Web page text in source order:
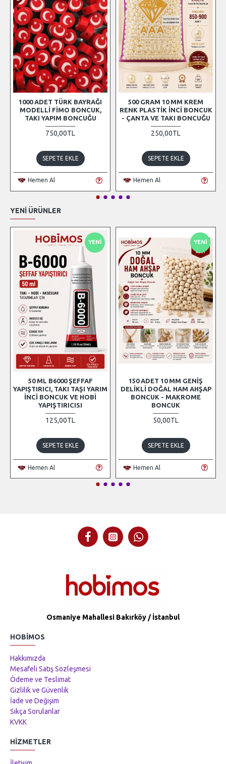
1000 ADET TÜRK BAYRAĞI
MODELLI FIMO BONCUK,
TAKI YAPIM BONCUĞU
750,00TL
SEPETE EKLE
Hemen Al
500 GRAM 10 MM KREM
RENK PLASTIK İNCI BONCUK
- ÇANTA VE TAKI BONCUĞU
250,00TL
SEPETE EKLE
Hemen Al
YENI ÜRÜNLER
YENI
50 ML B6000 ŞEFFAF
YAPIŞTIRICI, TAKI TAŞI YARIM
İNCI BONCUK VE HOBI
YAPIŞTIRICISI
125,00TL
SEPETE EKLE
Hemen Al
YENI
150 ADET 10 MM GENIŞ
DELIKLI DOĞAL HAM AHŞAP
BONCUK - MAKROME
BONCUK
50,00TL
SEPETE EKLE
Hemen Al
Osmaniye Mahallesi Bakırköy / İstanbul
HOBIMOS
Hakkımızda
Mesafeli Satış Sözleşmesi
Ödeme ve Teslimat
Gizlilik ve Güvenlik
İade ve Değişim
Sıkça Sorulanlar
KVKK
HIZMETLER